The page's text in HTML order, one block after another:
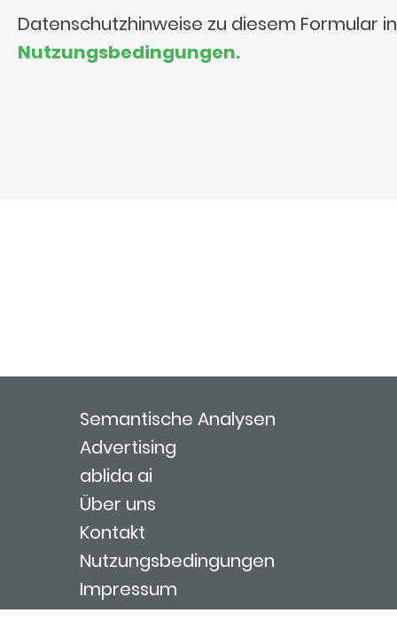
Datenschutzhinweise zu diesem Formular
Nutzungsbedingungen.
Semantische Analysen
Advertising
ablida ai
Über uns
Kontakt
Nutzungsbedingungen
Impressum
Login